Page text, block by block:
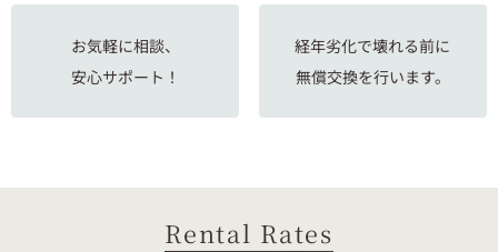
お気軽に相談、
安心サポート！
経年劣化で壊れる前に
無償交換を行います。
Rental Rates